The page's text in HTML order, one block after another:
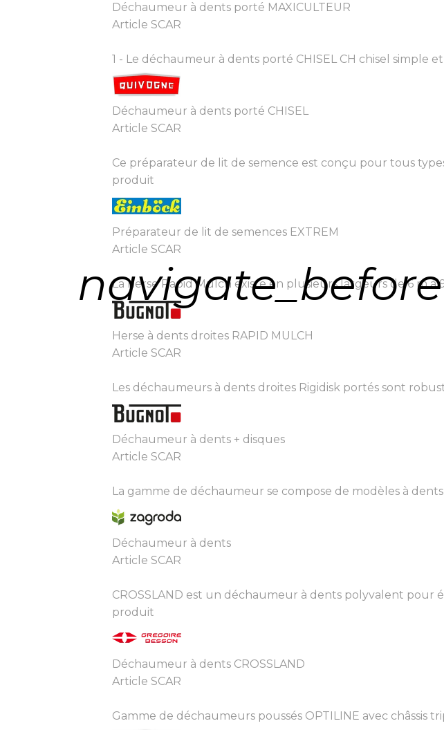
navigate_before
Déchaumeur à dents porté MAXICULTEUR
Article SCAR
1 - Le déchaumeur à dents porté CHISEL CH chisel simple
Déchaumeur à dents porté CHISEL
Article SCAR
Ce préparateur de lit de semence est conçu pour tous
produit
Préparateur de lit de semences EXTREM
Article SCAR
La herse Rapid Mulch existe en plusieurs largeurs de 6 m
Herse à dents droites RAPID MULCH
Article SCAR
Les déchaumeurs à dents droites Rigidisk portés sont
Déchaumeur à dents + disques
Article SCAR
La gamme de déchaumeur se compose de modèles à
Déchaumeur à dents
Article SCAR
CROSSLAND est un déchaumeur à dents polyvalent pour
produit
Déchaumeur à dents CROSSLAND
Article SCAR
Gamme de déchaumeurs poussés OPTILINE avec châssis